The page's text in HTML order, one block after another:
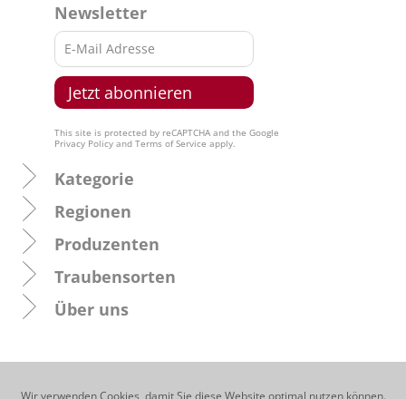
Wir verwenden Cookies, damit Sie diese Website optimal nutzen können.
Newsletter
This site is protected by reCAPTCHA and the Google
Privacy Policy and Terms of Service apply.
Kategorie
Regionen
Produzenten
Traubensorten
Über uns